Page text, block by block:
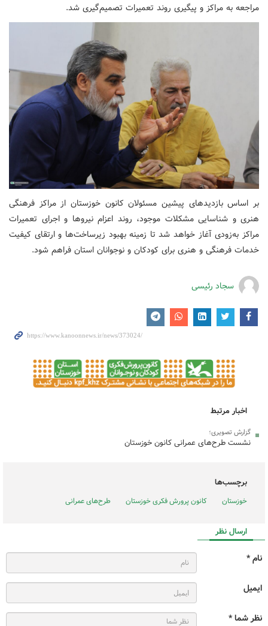
مراجعه به مراکز و پیگیری روند تعمیرات تصمیم‌گیری شد.
بر اساس بازدیدهای پیشین مسئولان کانون خوزستان از مراکز فرهنگی
هنری و شناسایی مشکلات موجود، روند اعزام نیروها و اجرای تعمیرات
مراکز به‌زودی آغاز خواهد شد تا زمینه بهبود زیرساخت‌ها و ارتقای کیفیت
خدمات فرهنگی و هنری برای کودکان و نوجوانان استان فراهم شود.
سجاد رئیسی
اخبار مرتبط
گزارش تصویری؛
نشست طرح‌های عمرانی کانون خوزستان
برچسب‌ها
خوزستان کانون پرورش فکری خوزستان طرح‌های عمرانی
ارسال نظر
نام *
ایمیل
نظر شما *